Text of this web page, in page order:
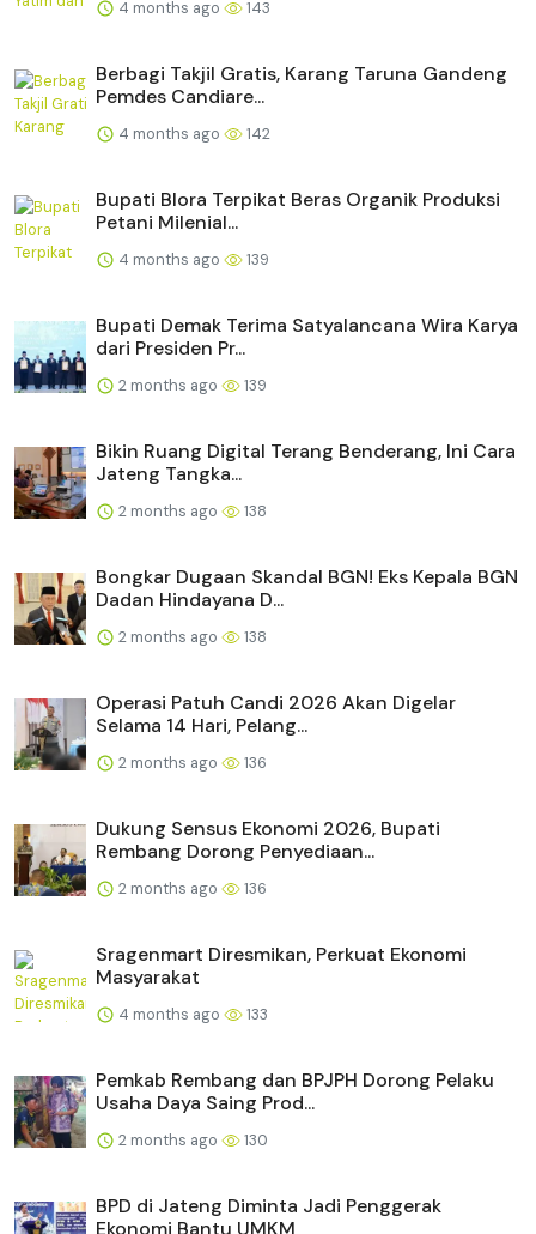
4 months ago 143
Berbagi Takjil Gratis, Karang Taruna Gandeng
Pemdes Candiare...
4 months ago 142
Bupati Blora Terpikat Beras Organik Produksi
Petani Milenial...
4 months ago 139
Bupati Demak Terima Satyalancana Wira Karya
dari Presiden Pr...
2 months ago 139
Bikin Ruang Digital Terang Benderang, Ini Cara
Jateng Tangka...
2 months ago 138
Bongkar Dugaan Skandal BGN! Eks Kepala BGN
Dadan Hindayana D...
2 months ago 138
Operasi Patuh Candi 2026 Akan Digelar
Selama 14 Hari, Pelang...
2 months ago 136
Dukung Sensus Ekonomi 2026, Bupati
Rembang Dorong Penyediaan...
2 months ago 136
Sragenmart Diresmikan, Perkuat Ekonomi
Masyarakat
4 months ago 133
Pemkab Rembang dan BPJPH Dorong Pelaku
Usaha Daya Saing Prod...
2 months ago 130
BPD di Jateng Diminta Jadi Penggerak
Ekonomi Bantu UMKM